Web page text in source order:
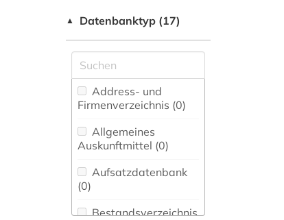
Bauingenieur- und
Vermessungswesen (0)
Biologie,
Biotechnologie (0)
Buch- und
Bibliothekswesen,
(0)
Pharmazie (0)
▲ Datenbanktyp (17)
Address- und
Firmenverzeichnis (0)
Allgemeines
Auskunftmittel (0)
Aufsatzdatenbank
(0)
Bestandsverzeichnis